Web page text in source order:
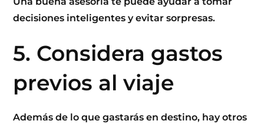
decisiones inteligentes y evitar sorpresas.
5. Considera gastos
previos al viaje
Además de lo que gastarás en destino, hay otros